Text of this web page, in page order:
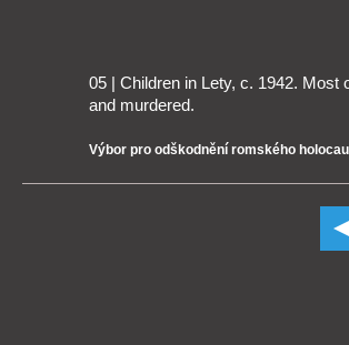
05 | Children in Lety, c. 1942. Most
and murdered.
Výbor pro odškodnění romského